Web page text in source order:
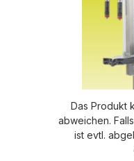
Das Produkt
abweichen.
ist evtl.